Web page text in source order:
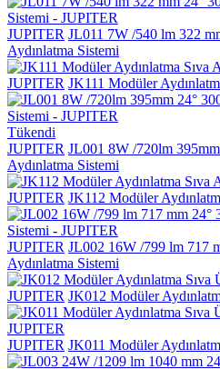
JUPITER JL011 7W /540 lm 322
Aydınlatma Sistemi
JUPITER JK111 Modüler
Tükendi
JUPITER JL001 8W /720lm
Aydınlatma Sistemi
JUPITER JK112 Modüler
JUPITER JL002 16W /799 lm 717
Aydınlatma Sistemi
JUPITER JK012 Modüler
JUPITER JK011 Modüler